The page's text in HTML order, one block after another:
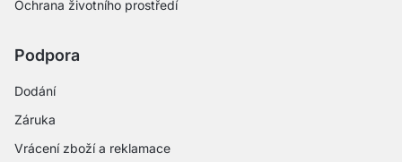
Ochrana životního prostředí
Podpora
Dodání
Záruka
Vrácení zboží a reklamace